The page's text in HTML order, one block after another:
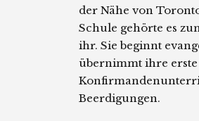
der Nähe von
Schule gehörte es
ihr. Sie beginnt
übernimmt ihre erste
Beerdigungen.